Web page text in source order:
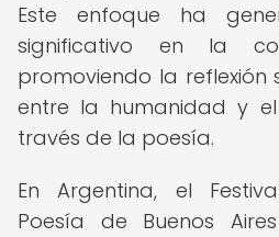
Este enfoque ha
significativo en la
promoviendo la reflexión
entre la humanidad y
través de la poesía.
En Argentina, el
Poesía de Buenos